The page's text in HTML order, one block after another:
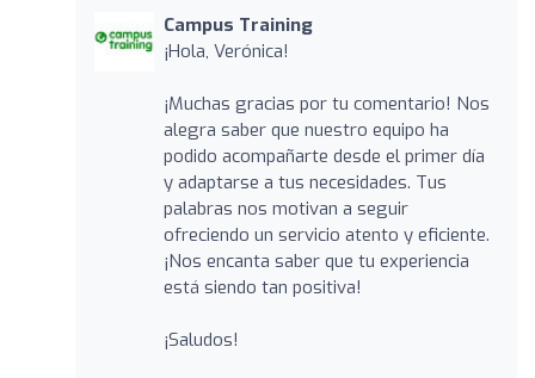
Campus Training
¡Hola, Verónica!
¡Muchas gracias por tu comentario! Nos
alegra saber que nuestro equipo ha
podido acompañarte desde el primer día
y adaptarse a tus necesidades. Tus
palabras nos motivan a seguir
ofreciendo un servicio atento y eficiente.
¡Nos encanta saber que tu experiencia
está siendo tan positiva!
¡Saludos!